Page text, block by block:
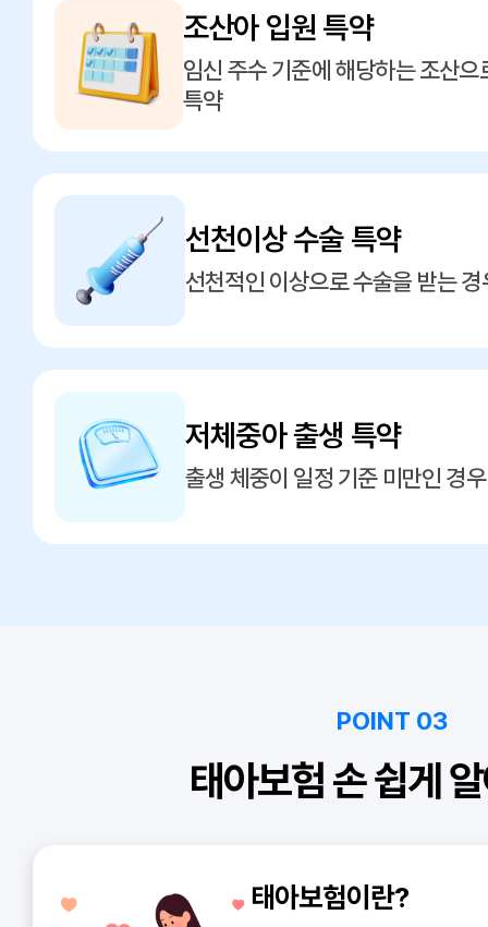
조산아 입원 특약
임신 주수 기준에 해당하는 조산
특약
선천이상 수술 특약
선천적인 이상으로 수술을 받는
저체중아 출생 특약
출생 체중이 일정 기준 미만인 경
POINT 03
태아보험 손 쉽게
태아보험이란?